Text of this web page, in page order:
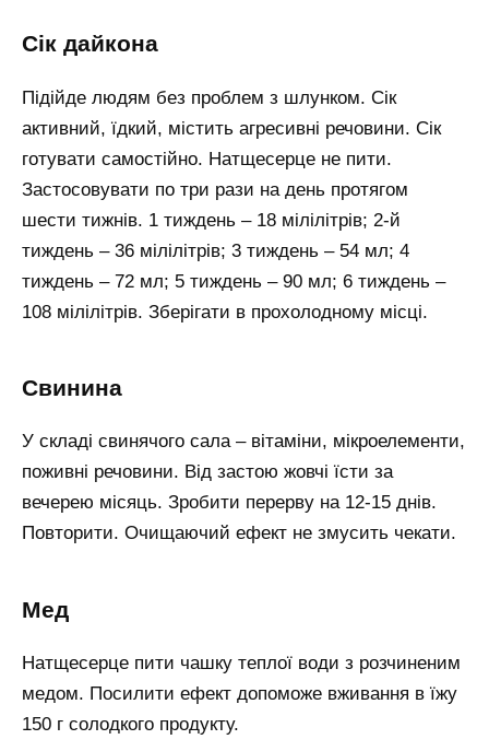
Сік дайкона
Підійде людям без проблем з шлунком. Сік
активний, їдкий, містить агресивні речовини. Сік
готувати самостійно. Натщесерце не пити.
Застосовувати по три рази на день протягом
шести тижнів. 1 тиждень – 18 мілілітрів; 2-й
тиждень – 36 мілілітрів; 3 тиждень – 54 мл; 4
тиждень – 72 мл; 5 тиждень – 90 мл; 6 тиждень –
108 мілілітрів. Зберігати в прохолодному місці.
Свинина
У складі свинячого сала – вітаміни, мікроелементи,
поживні речовини. Від застою жовчі їсти за
вечерею місяць. Зробити перерву на 12-15 днів.
Повторити. Очищаючий ефект не змусить чекати.
Мед
Натщесерце пити чашку теплої води з розчиненим
медом. Посилити ефект допоможе вживання в їжу
150 г солодкого продукту.